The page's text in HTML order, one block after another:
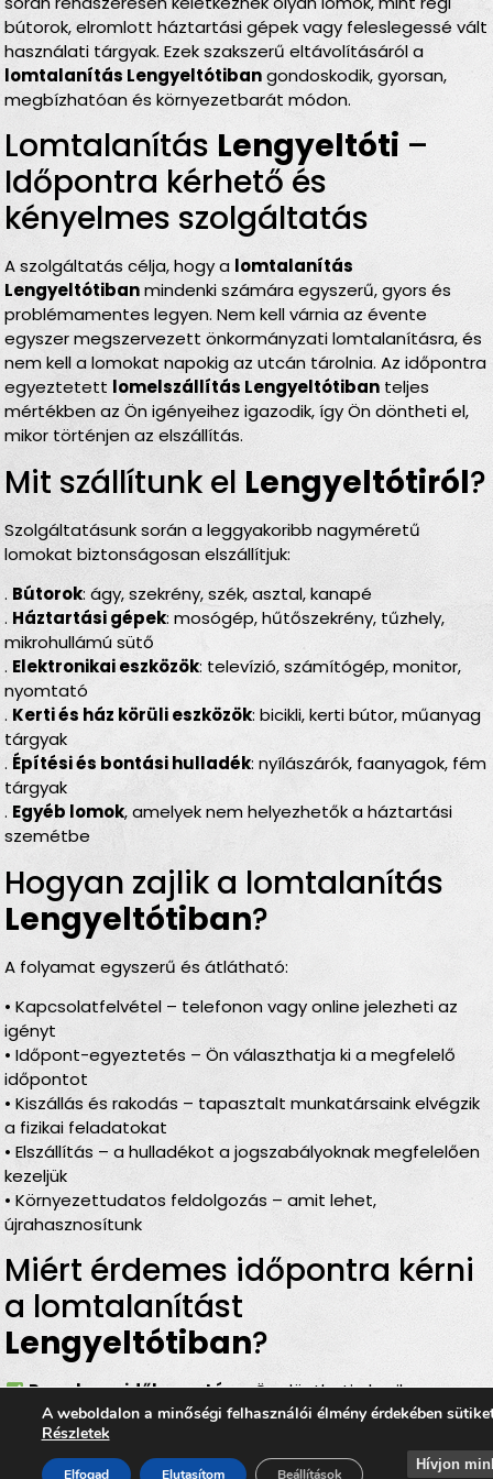
bútorok, elromlott háztartási gépek vagy feleslegessé vált
használati tárgyak. Ezek szakszerű eltávolításáról a
lomtalanítás Lengyeltótibangondoskodik, gyorsan,
megbízhatóan és környezetbarát módon.
Lomtalanítás Lengyeltóti –
Időpontra kérhető és
kényelmes szolgáltatás
A szolgáltatás célja, hogy a lomtalanítás
Lengyeltótibanmindenki számára egyszerű, gyors és
problémamentes legyen. Nem kell várnia az évente
egyszer megszervezett önkormányzati lomtalanításra, és
nem kell a lomokat napokig az utcán tárolnia. Az időpontra
egyeztetett lomelszállítás Lengyeltótiban teljes
mértékben az Ön igényeihez igazodik, így Ön döntheti el,
mikor történjen az elszállítás.
Mit szállítunk el Lengyeltótiról?
Szolgáltatásunk során a leggyakoribb nagyméretű
lomokat biztonságosan elszállítjuk:
. Bútorok: ágy, szekrény, szék, asztal, kanapé
. Háztartási gépek: mosógép, hűtőszekrény, tűzhely,
mikrohullámú sütő
. Elektronikai eszközök: televízió, számítógép, monitor,
nyomtató
. Kerti és ház körüli eszközök: bicikli, kerti bútor, műanyag
tárgyak
. Építési és bontási hulladék: nyílászárók, faanyagok, fém
tárgyak
. Egyéb lomok, amelyek nem helyezhetők a háztartási
szemétbe
Hogyan zajlik a lomtalanítás
Lengyeltótiban?
A folyamat egyszerű és átlátható:
• Kapcsolatfelvétel – telefonon vagy online jelezheti az
igényt
• Időpont-egyeztetés – Ön választhatja ki a megfelelő
időpontot
• Kiszállás és rakodás – tapasztalt munkatársaink elvégzik
a fizikai feladatokat
• Elszállítás – a hulladékot a jogszabályoknak megfelelően
kezeljük
• Környezettudatos feldolgozás – amit lehet,
újrahasznosítunk
Miért érdemes időpontra kérni
a lomtalanítást
Lengyeltótiban?
Rugalmas időbeosztás– Ön döntheti el, mikor
történjen alomelszállítás Lengyeltótiban
Komplett szolgáltatás
elszámolás egyben
A weboldalon a minőségi felhasználói élmény érdekében
Részletek
Elfogad Elutasítom Beállítások
Hívjon